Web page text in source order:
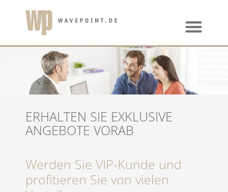
ERHALTEN SIE EXKLUSIVE
ANGEBOTE VORAB
Werden Sie VIP-Kunde und
profitieren Sie von vielen